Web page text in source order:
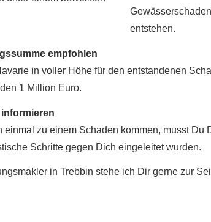
entstehen.
empfohlen
in voller Höhe für den entstandenen
1 Million Euro.
einmal zu einem Schaden kommen, musst
Schritte gegen Dich eingeleitet wurden.
in Trebbin stehe ich Dir gerne zur